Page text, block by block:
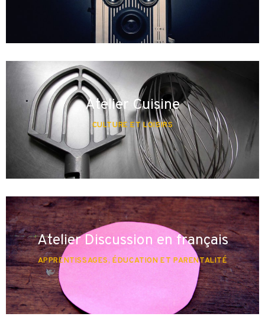
Atelier Cuisine
CULTURE ET LOISIRS
Atelier Discussion en français
APPRENTISSAGES, ÉDUCATION ET PARENTALITÉ